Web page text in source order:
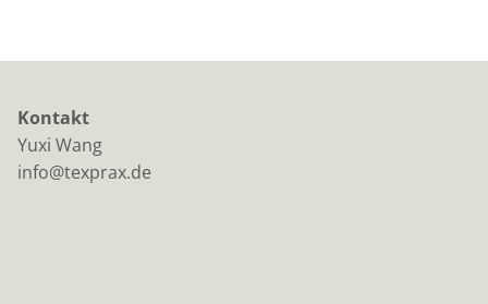
Kontakt
Yuxi Wang
info@texprax.de